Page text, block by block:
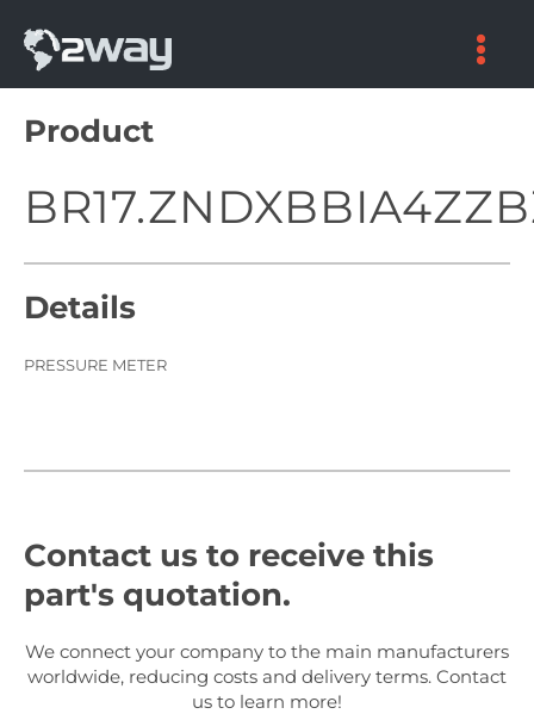
content
Product
Details
PRESSURE METER
Contact us to receive this
part's quotation.
We connect your company to the main manufacturers
worldwide, reducing costs and delivery terms. Contact
us to learn more!